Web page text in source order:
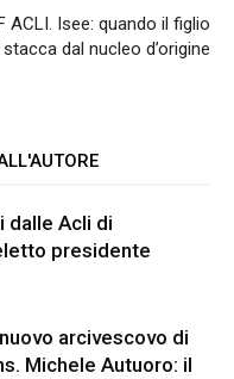
ACLI. Isee: quando il figlio
dal nucleo d’origine
dalle Acli di
presidente
arcivescovo di
Michele Autuoro: il